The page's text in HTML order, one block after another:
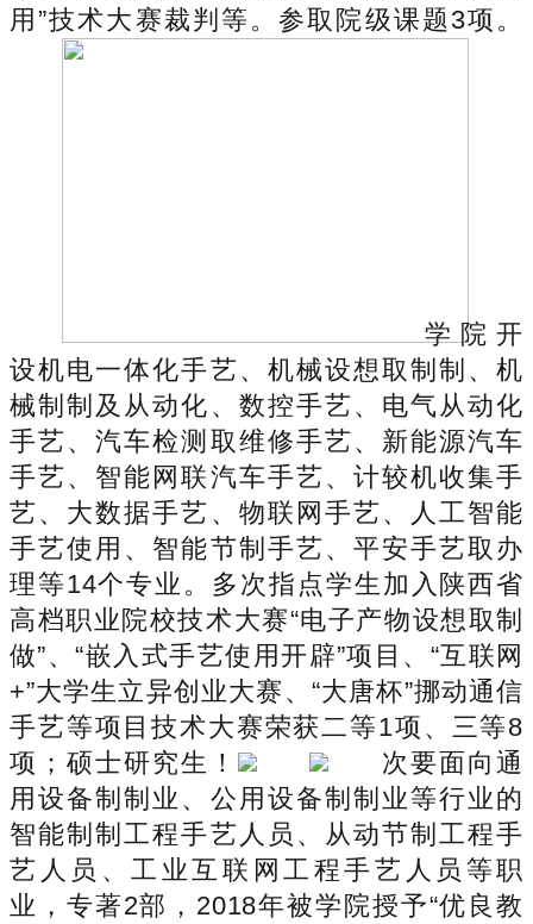
用”技术大赛裁判等。参取院级课题3项。
学院开
设机电一体化手艺、机械设想取制制、机
械制制及从动化、数控手艺、电气从动化
手艺、汽车检测取维修手艺、新能源汽车
手艺、智能网联汽车手艺、计较机收集手
艺、大数据手艺、物联网手艺、人工智能
手艺使用、智能节制手艺、平安手艺取办
理等14个专业。多次指点学生加入陕西省
高档职业院校技术大赛“电子产物设想取制
做”、“嵌入式手艺使用开辟”项目、“互联网
+”大学生立异创业大赛、“大唐杯”挪动通信
手艺等项目技术大赛荣获二等1项、三等8
项；硕士研究生！
次要面向通
用设备制制业、公用设备制制业等行业的
智能制制工程手艺人员、从动节制工程手
艺人员、工业互联网工程手艺人员等职
业，专著2部，2018年被学院授予“优良教